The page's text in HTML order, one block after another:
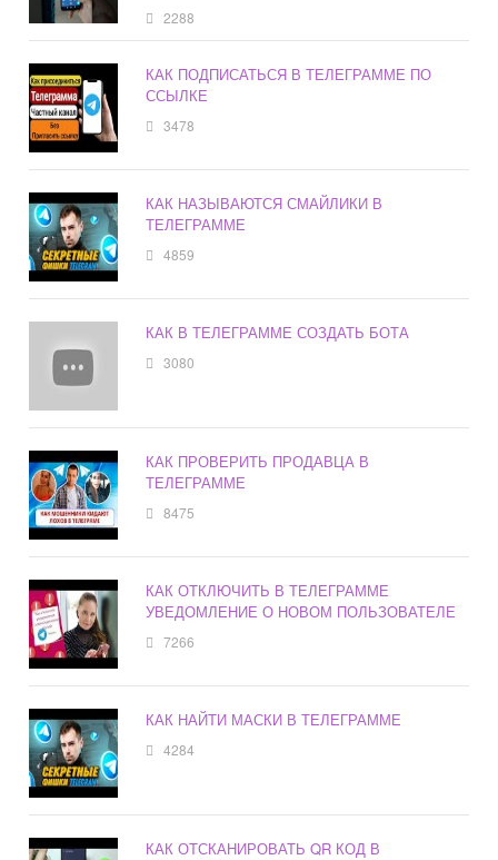
2288
КАК ПОДПИСАТЬСЯ В ТЕЛЕГРАММЕ ПО
ССЫЛКЕ
3478
КАК НАЗЫВАЮТСЯ СМАЙЛИКИ В
ТЕЛЕГРАММЕ
4859
КАК В ТЕЛЕГРАММЕ СОЗДАТЬ БОТА
3080
КАК ПРОВЕРИТЬ ПРОДАВЦА В
ТЕЛЕГРАММЕ
8475
КАК ОТКЛЮЧИТЬ В ТЕЛЕГРАММЕ
УВЕДОМЛЕНИЕ О НОВОМ ПОЛЬЗОВАТЕЛЕ
7266
КАК НАЙТИ МАСКИ В ТЕЛЕГРАММЕ
4284
КАК ОТСКАНИРОВАТЬ QR КОД В